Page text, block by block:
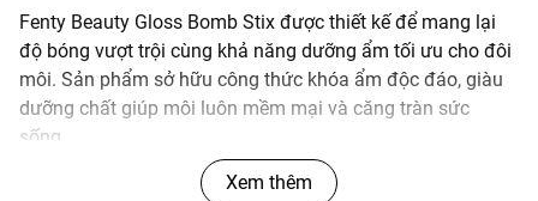
Fenty Beauty Gloss Bomb Stix được thiết kế để mang lại
độ bóng vượt trội cùng khả năng dưỡng ẩm tối ưu cho đôi
môi. Sản phẩm sở hữu công thức khóa ẩm độc đáo, giàu
dưỡng chất giúp môi luôn mềm mại và căng tràn sức
sống.
Độ bóng cao và màu sắc sống động:
Xem thêm